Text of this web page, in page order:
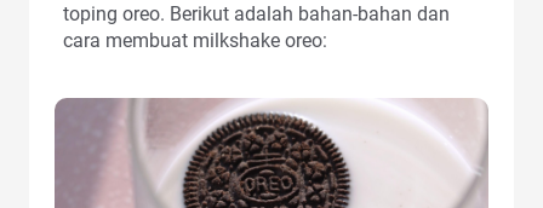
toping oreo. Berikut adalah bahan-bahan dan
cara membuat milkshake oreo: